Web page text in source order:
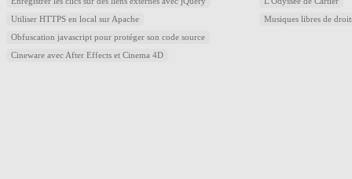
Utiliser HTTPS en local sur Apache
Obfuscation javascript pour protéger son code source
Cineware avec After Effects et Cinema 4D
Musiques libres de